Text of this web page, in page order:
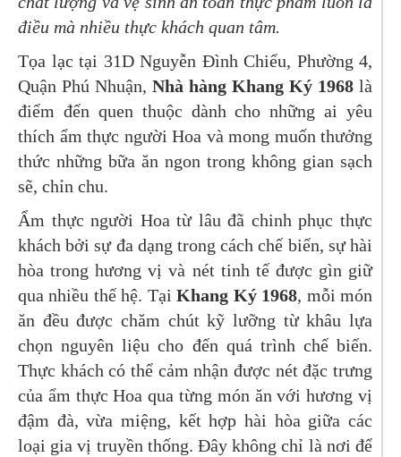
điều mà nhiều thực khách quan tâm.
Tọa lạc tại 31D Nguyễn Đình Chiểu, Phường 4,
Quận Phú Nhuận, Nhà hàng Khang Ký 1968 là
điểm đến quen thuộc dành cho những ai yêu
thích ẩm thực người Hoa và mong muốn thưởng
thức những bữa ăn ngon trong không gian sạch
sẽ, chỉn chu.
Ẩm thực người Hoa từ lâu đã chinh phục thực
khách bởi sự đa dạng trong cách chế biến, sự hài
hòa trong hương vị và nét tinh tế được gìn giữ
qua nhiều thế hệ. TạiKhang Ký 1968, mỗi món
ăn đều được chăm chút kỹ lưỡng từ khâu lựa
chọn nguyên liệu cho đến quá trình chế biến.
Thực khách có thể cảm nhận được nét đặc trưng
của ẩm thực Hoa qua từng món ăn với hương vị
đậm đà, vừa miệng, kết hợp hài hòa giữa các
loại gia vị truyền thống. Đây không chỉ là nơi để